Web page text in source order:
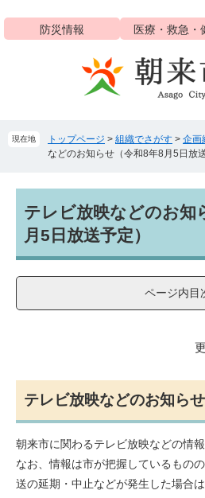
ジ
ュ
防災情報 医療・救急・
現在地 トップページ > 組織でさがす > 企画
などのお知らせ（令和8年8月5日放送
文テレビ放映などのお知
月5日放送予定）
ページ内目
テレビ放映などのお知らせ
朝来市に関わるテレビ放映などの情
なお、情報は市が把握しているもの
送の延期・中止などが発生した場合